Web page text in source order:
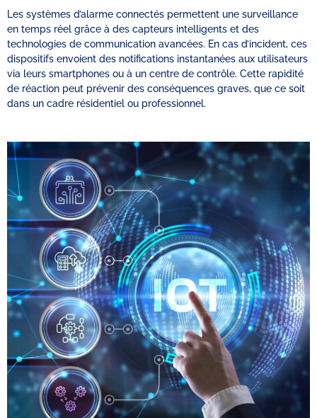
Les systèmes d’alarme connectés permettent une surveillance
en temps réel grâce à des capteurs intelligents et des
technologies de communication avancées. En cas d’incident, ces
dispositifs envoient des notifications instantanées aux utilisateurs
via leurs smartphones ou à un centre de contrôle. Cette rapidité
de réaction peut prévenir des conséquences graves, que ce soit
dans un cadre résidentiel ou professionnel.